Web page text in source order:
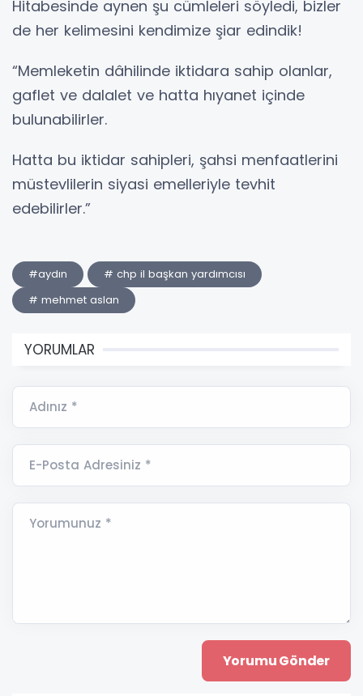
Hitabesinde aynen şu cümleleri söyledi, bizler
de her kelimesini kendimize şiar edindik!
“Memleketin dâhilinde iktidara sahip olanlar,
gaflet ve dalalet ve hatta hıyanet içinde
bulunabilirler.
Hatta bu iktidar sahipleri, şahsi menfaatlerini
müstevlilerin siyasi emelleriyle tevhit
edebilirler.”
#aydın
# chp il başkan yardımcısı
# mehmet aslan
YORUMLAR
Adınız *
E-Posta Adresiniz *
Yorumunuz *